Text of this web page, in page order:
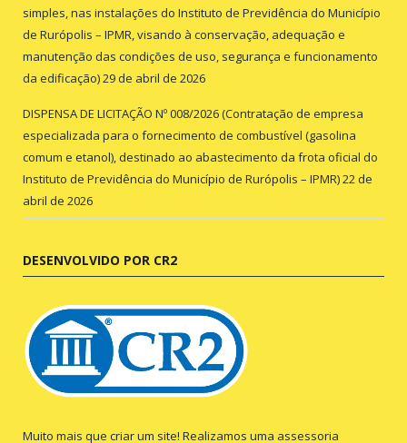
simples, nas instalações do Instituto de Previdência do Município
de Rurópolis – IPMR, visando à conservação, adequação e
manutenção das condições de uso, segurança e funcionamento
da edificação)29 de abril de 2026
DISPENSA DE LICITAÇÃO Nº 008/2026 (Contratação de empresa
especializada para o fornecimento de combustível (gasolina
comum e etanol), destinado ao abastecimento da frota oficial do
Instituto de Previdência do Município de Rurópolis – IPMR)22 de
abril de 2026
DESENVOLVIDO POR CR2
Muito mais que criar um site! Realizamos uma assessoria